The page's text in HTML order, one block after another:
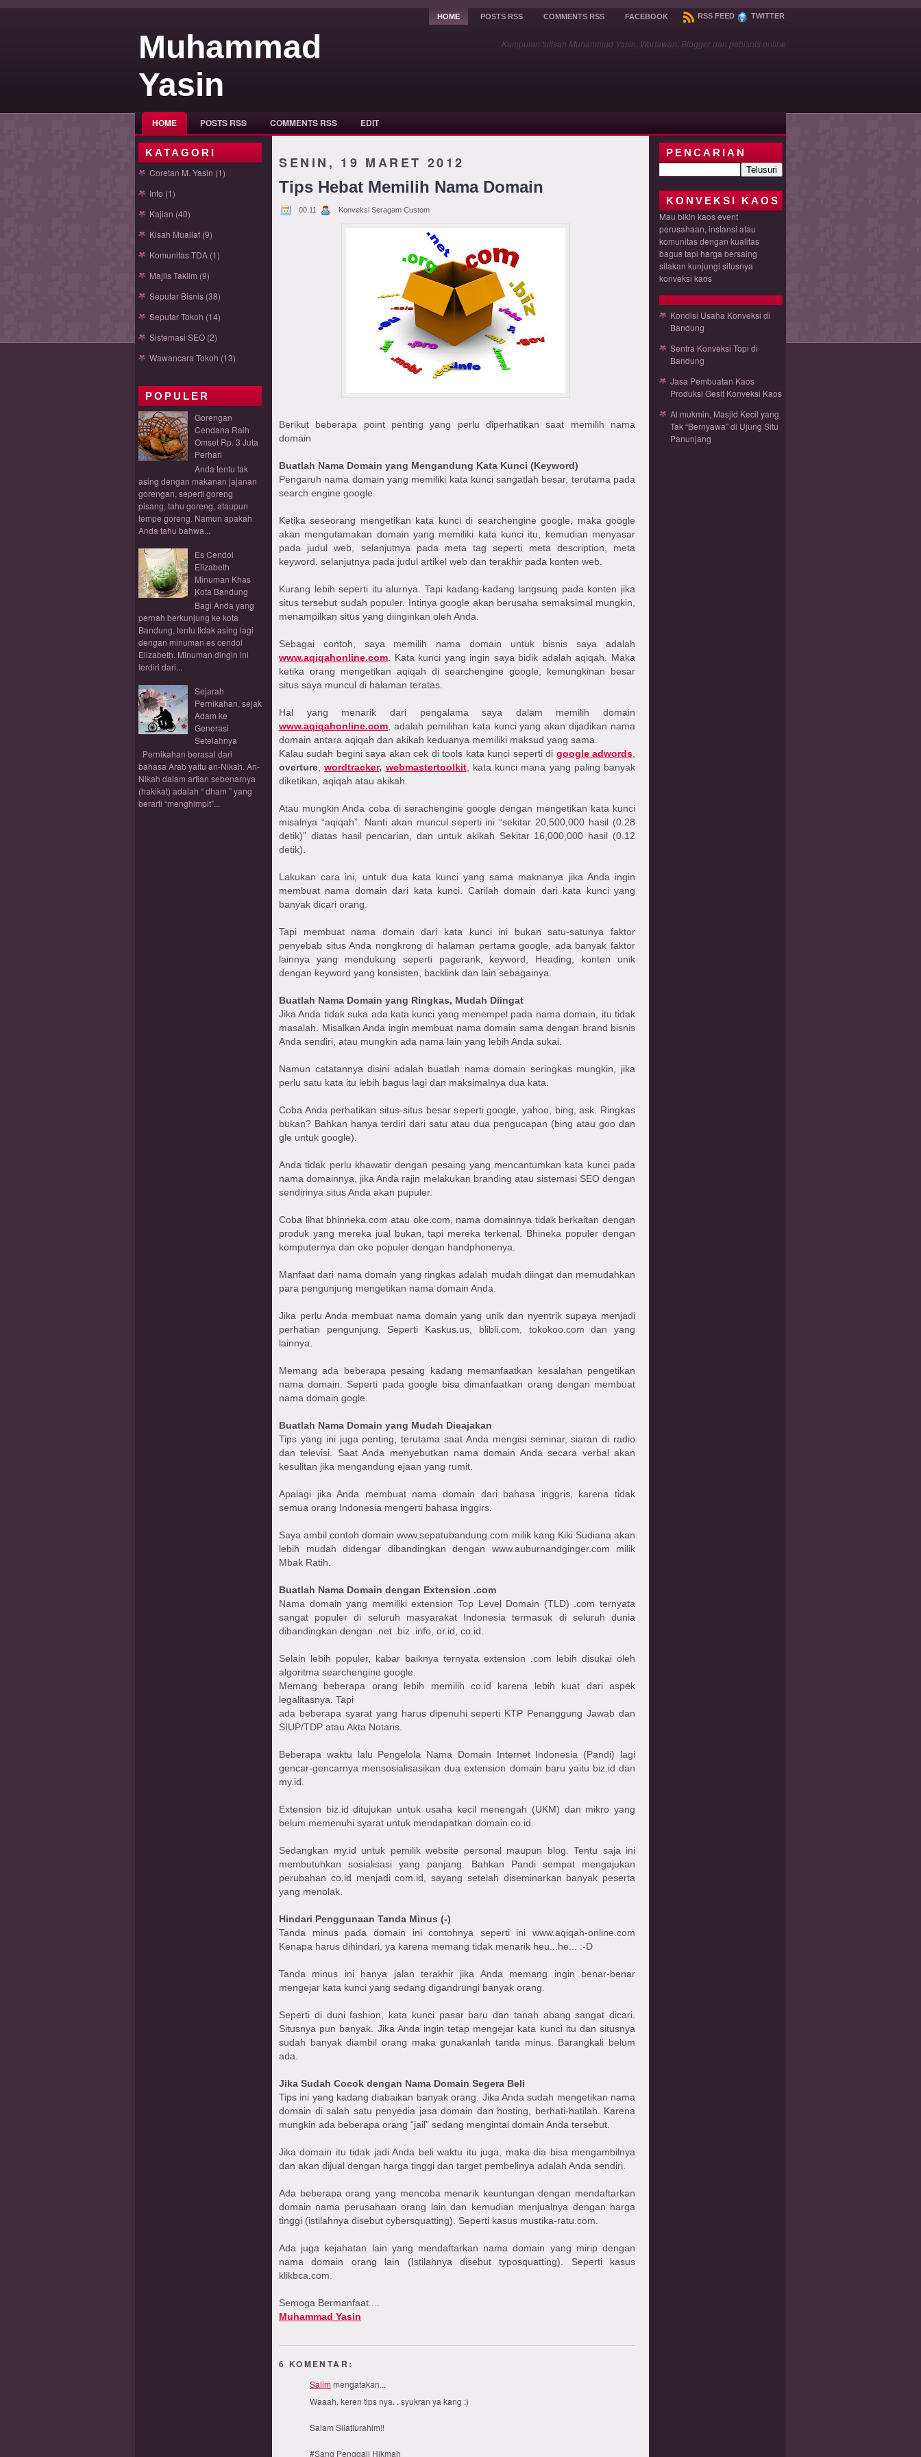
HOME POSTS RSS COMMENTS RSS FACEBOOK RSS FEED TWITTER
Muhammad
Yasin
Kumpulan tulisan Muhammad Yasin, Wartawan, Blogger dan pebisnis online
HOME POSTS RSS COMMENTS RSS EDIT
KATAGORI
Coretan M. Yasin (1)
Info (1)
Kajian (40)
Kisah Muallaf (9)
Komunitas TDA (1)
Majlis Taklim (9)
Seputar Bisnis (38)
Seputar Tokoh (14)
Sistemasi SEO (2)
Wawancara Tokoh (13)
POPULER
Gorengan
Cendana Raih
Omset Rp. 3 Juta
Perhari
Anda tentu tak
asing dengan makanan jajanan
gorengan, seperti goreng
pisang, tahu goreng, ataupun
tempe goreng. Namun apakah
Anda tahu bahwa...
Es Cendol
Elizabeth
Minuman Khas
Kota Bandung
Bagi Anda yang
pernah berkunjung ke kota
Bandung, tentu tidak asing lagi
dengan minuman es cendol
Elizabeth. Minuman dingin ini
terdiri dari...
Sejarah
Pernikahan, sejak
Adam ke
Generasi
Setelahnya
Pernikahan berasal dari
bahasa Arab yaitu an-Nikah. An-
Nikah dalam artian sebenarnya
(hakikat) adalah “ dham ” yang
berarti “menghimpit”...
SENIN, 19 MARET 2012
Tips Hebat Memilih Nama Domain
00.11 Konveksi Seragam Custom
Berikut beberapa point penting yang perlu diperhatikan saat memilih nama
domain
Buatlah Nama Domain yang Mengandung Kata Kunci (Keyword)
Pengaruh nama domain yang memiliki kata kunci sangatlah besar, terutama pada
search engine google.
Ketika seseorang mengetikan kata kunci di searchengine google, maka google
akan mengutamakan domain yang memiliki kata kunci itu, kemudian menyasar
pada judul web, selanjutnya pada meta tag seperti meta description, meta
keyword, selanjutnya pada judul artikel web dan terakhir pada konten web.
Kurang lebih seperti itu alurnya. Tapi kadang-kadang langsung pada konten jika
situs tersebut sudah populer. Intinya google akan berusaha semaksimal mungkin,
menampilkan situs yang diinginkan oleh Anda.
Sebagai contoh, saya memilih nama domain untuk bisnis saya adalah
www.aqiqahonline.com . Kata kunci yang ingin saya bidik adalah aqiqah. Maka
ketika orang mengetikan aqiqah di searchengine google, kemungkinan besar
situs saya muncul di halaman teratas.
Hal yang menarik dari pengalama saya dalam memilih domain
www.aqiqahonline.com , adalah pemilihan kata kunci yang akan dijadikan nama
domain antara aqiqah dan akikah keduanya memiliki maksud yang sama.
Kalau sudah begini saya akan cek di tools kata kunci seperti di google adwords
overture ,wordtracker, webmastertoolkit, kata kunci mana yang paling banyak
diketikan, aqiqah atau akikah.
Atau mungkin Anda coba di serachengine google dengan mengetikan kata kunci
misalnya “aqiqah”. Nanti akan muncul seperti ini “sekitar 20,500,000 hasil (0.28
detik)” diatas hasil pencarian, dan untuk akikah Sekitar 16,000,000 hasil (0.12
detik).
Lakukan cara ini, untuk dua kata kunci yang sama maknanya jika Anda ingin
membuat nama domain dari kata kunci. Carilah domain dari kata kunci yang
banyak dicari orang.
Tapi membuat nama domain dari kata kunci ini bukan satu-satunya faktor
penyebab situs Anda nongkrong di halaman pertama google, ada banyak faktor
lainnya yang mendukung seperti pagerank, keyword, Heading, konten unik
dengan keyword yang konsisten, backlink dan lain sebagainya.
Buatlah Nama Domain yang Ringkas, Mudah Diingat
Jika Anda tidak suka ada kata kunci yang menempel pada nama domain, itu tidak
masalah. Misalkan Anda ingin membuat nama domain sama dengan brand bisnis
Anda sendiri, atau mungkin ada nama lain yang lebih Anda sukai.
Namun catatannya disini adalah buatlah nama domain seringkas mungkin, jika
perlu satu kata itu lebih bagus lagi dan maksimalnya dua kata.
Coba Anda perhatikan situs-situs besar seperti google, yahoo, bing, ask. Ringkas
bukan? Bahkan hanya terdiri dari satu atau dua pengucapan (bing atau goo dan
gle untuk google).
Anda tidak perlu khawatir dengan pesaing yang mencantumkan kata kunci pada
nama domainnya, jika Anda rajin melakukan branding atau sistemasi SEO dengan
sendirinya situs Anda akan pupuler.
Coba lihat bhinneka.com atau oke.com, nama domainnya tidak berkaitan dengan
produk yang mereka jual bukan, tapi mereka terkenal. Bhineka populer dengan
komputernya dan oke populer dengan handphonenya.
Manfaat dari nama domain yang ringkas adalah mudah diingat dan memudahkan
para pengunjung mengetikan nama domain Anda.
Jika perlu Anda membuat nama domain yang unik dan nyentrik supaya menjadi
perhatian pengunjung. Seperti Kaskus.us, blibli.com, tokokoo.com dan yang
lainnya.
Memang ada beberapa pesaing kadang memanfaatkan kesalahan pengetikan
nama domain. Seperti pada google bisa dimanfaatkan orang dengan membuat
nama domain gogle.
Buatlah Nama Domain yang Mudah Dieajakan
Tips yang ini juga penting, terutama saat Anda mengisi seminar, siaran di radio
dan televisi. Saat Anda menyebutkan nama domain Anda secara verbal akan
kesulitan jika mengandung ejaan yang rumit.
Apalagi jika Anda membuat nama domain dari bahasa inggris, karena tidak
semua orang Indonesia mengerti bahasa inggirs.
Saya ambil contoh domain www.sepatubandung.com milik kang Kiki Sudiana akan
lebih mudah didengar dibandingkan dengan www.auburnandginger.com milik
Mbak Ratih.
Buatlah Nama Domain dengan Extension .com
Nama domain yang memiliki extension Top Level Domain (TLD) .com ternyata
sangat populer di seluruh masyarakat Indonesia termasuk di seluruh dunia
dibandingkan dengan .net .biz .info, or.id, co.id.
Selain lebih populer, kabar baiknya ternyata extension .com lebih disukai oleh
algoritma searchengine google.
Memang beberapa orang lebih memilih co.id karena lebih kuat dari aspek
legalitasnya. Tapi
ada beberapa syarat yang harus dipenuhi seperti KTP Penanggung Jawab dan
SIUP/TDP atau Akta Notaris.
Beberapa waktu lalu Pengelola Nama Domain Internet Indonesia (Pandi) lagi
gencar-gencarnya mensosialisasikan dua extension domain baru yaitu biz.id dan
my.id.
Extension biz.id ditujukan untuk usaha kecil menengah (UKM) dan mikro yang
belum memenuhi syarat untuk mendapatkan domain co.id.
Sedangkan my.id untuk pemilik website personal maupun blog. Tentu saja ini
membutuhkan sosialisasi yang panjang. Bahkan Pandi sempat mengajukan
perubahan co.id menjadi com.id, sayang setelah diseminarkan banyak peserta
yang menolak.
Hindari Penggunaan Tanda Minus (-)
Tanda minus pada domain ini contohnya seperti ini www.aqiqah-online.com
Kenapa harus dihindari, ya karena memang tidak menarik heu...he... :-D
Tanda minus ini hanya jalan terakhir jika Anda memang ingin benar-benar
mengejar kata kunci yang sedang digandrungi banyak orang.
Seperti di duni fashion, kata kunci pasar baru dan tanah abang sangat dicari.
Situsnya pun banyak. Jika Anda ingin tetap mengejar kata kunci itu dan situsnya
sudah banyak diambil orang maka gunakanlah tanda minus. Barangkali belum
ada.
Jika Sudah Cocok dengan Nama Domain Segera Beli
Tips ini yang kadang diabaikan banyak orang. Jika Anda sudah mengetikan nama
domain di salah satu penyedia jasa domain dan hosting, berhati-hatilah. Karena
mungkin ada beberapa orang “jail” sedang mengintai domain Anda tersebut.
Jika domain itu tidak jadi Anda beli waktu itu juga, maka dia bisa mengambilnya
dan akan dijual dengan harga tinggi dan target pembelinya adalah Anda sendiri.
Ada beberapa orang yang mencoba menarik keuntungan dengan mendaftarkan
domain nama perusahaan orang lain dan kemudian menjualnya dengan harga
tinggi (istilahnya disebut cybersquatting). Seperti kasus mustika-ratu.com.
Ada juga kejahatan lain yang mendaftarkan nama domain yang mirip dengan
nama domain orang lain (Istilahnya disebut typosquatting). Seperti kasus
klikbca.com.
Semoga Bermanfaat....
Muhammad Yasin
6 KOMENTAR:
Salimmengatakan...
Waaah, keren tips nya. . syukran ya kang :)
Salam Silatiurahim!!
#Sang Penggali Hikmah
PENCARIAN
KONVEKSI KAOS
Mau bikin kaos event
perusahaan, instansi atau
komunitas dengan kualitas
bagus tapi harga bersaing
silakan kunjungi situsnya
konveksi kaos
Kondisi Usaha Konveksi di
Bandung
Sentra Konveksi Topi di
Bandung
Jasa Pembuatan Kaos
Produksi Gesit Konveksi Kaos
Al mukmin, Masjid Kecil yang
Tak “Bernyawa” di Ujung Situ
Panunjang